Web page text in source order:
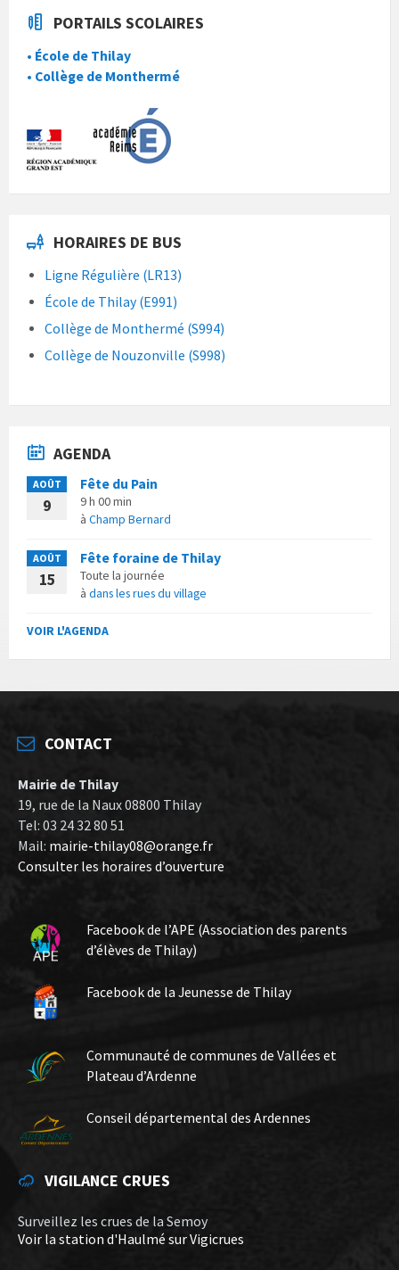
PORTAILS SCOLAIRES
• École de Thilay
• Collège de Monthermé
HORAIRES DE BUS
Ligne Régulière (LR13)
École de Thilay (E991)
Collège de Monthermé (S994)
Collège de Nouzonville (S998)
AGENDA
AOÛT
9
Fête du Pain
9 h 00 min
à Champ Bernard
AOÛT
15
Fête foraine de Thilay
Toute la journée
à dans les rues du village
VOIR L'AGENDA
CONTACT
Mairie de Thilay
19, rue de la Naux 08800 Thilay
Tel: 03 24 32 80 51
Mail: mairie-thilay08@orange.fr
Consulter les horaires d’ouverture
Facebook de l’APE (Association des parents
d’élèves de Thilay)
Facebook de la Jeunesse de Thilay
Communauté de communes de Vallées et
Plateau d’Ardenne
Conseil départemental des Ardennes
VIGILANCE CRUES
Surveillez les crues de la Semoy
Voir la station d'Haulmé sur Vigicrues